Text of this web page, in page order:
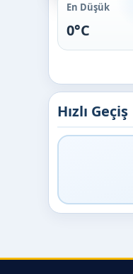
En Düşük
0°C
Hızlı Geçiş